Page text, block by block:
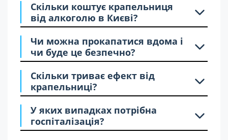
Скільки коштує крапельниця
від алкоголю в Києві?
Чи можна прокапатися вдома і
чи буде це безпечно?
Скільки триває ефект від
крапельниці?
У яких випадках потрібна
госпіталізація?